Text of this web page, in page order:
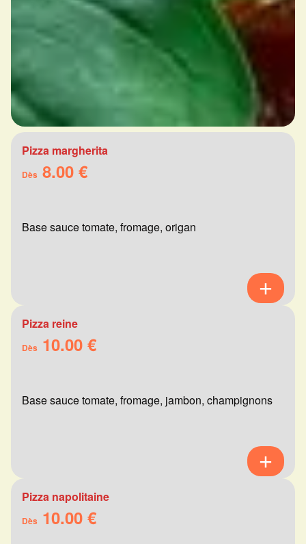
Pizza margherita
Dès 8.00 €
Base sauce tomate, fromage, origan
Pizza reine
Dès 10.00 €
Base sauce tomate, fromage, jambon, champignons
Pizza napolitaine
Dès 10.00 €